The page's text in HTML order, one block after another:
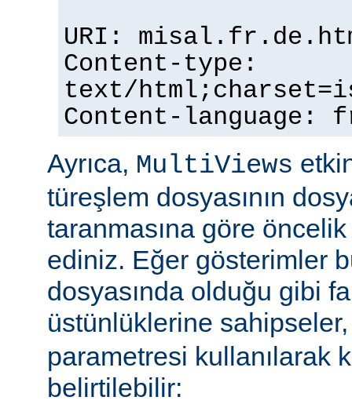
URI:
Content-type:
text/
Content-language:
Ayrıca, MultiViews
türeşlem dosyasının
taranmasına göre
ediniz. Eğer gösterimler
dosyasında olduğu gibi
üstünlüklerine
parametresi kullanılarak
belirtilebilir: